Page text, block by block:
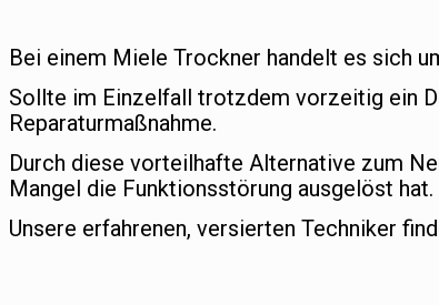
Bei einem Miele Trockner handelt es sich
Sollte im Einzelfall trotzdem vorzeitig ein
Reparaturmaßnahme.
Durch diese vorteilhafte Alternative zum
Mangel die Funktionsstörung ausgelöst hat.
Unsere erfahrenen, versierten Techniker